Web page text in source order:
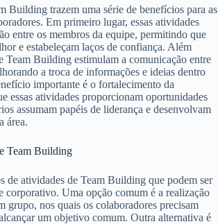
Building trazem uma série de benefícios para as
Em primeiro lugar, essas atividades
entre os membros da equipe, permitindo que
e estabeleçam laços de confiança. Além
Team Building estimulam a comunicação entre
a troca de informações e ideias dentro
importante é o fortalecimento da
essas atividades proporcionam oportunidades
assumam papéis de liderança e desenvolvam
área.
Team Building
de atividades de Team Building que podem ser
corporativo. Uma opção comum é a realização
grupo, nos quais os colaboradores precisam
um objetivo comum. Outra alternativa é